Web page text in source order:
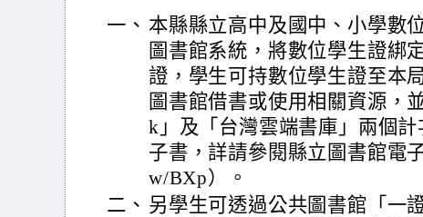
一、 本縣縣立高中及國中、小學數
圖書館系統，將數位學生證綁
證，學生可持數位學生證至本
圖書館借書或使用相關資源，
k」及「台灣雲端書庫」兩個
子書，詳請參閱縣立圖書館電
w/BXp）。
二、 另學生可透過公共圖書館「一